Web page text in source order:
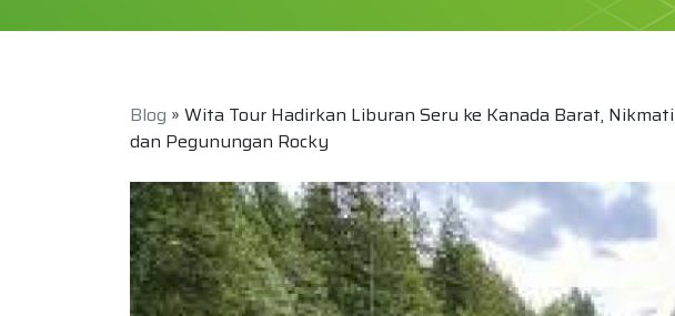
Blog » Wita Tour Hadirkan Liburan Seru ke Kanada Barat,
dan Pegunungan Rocky